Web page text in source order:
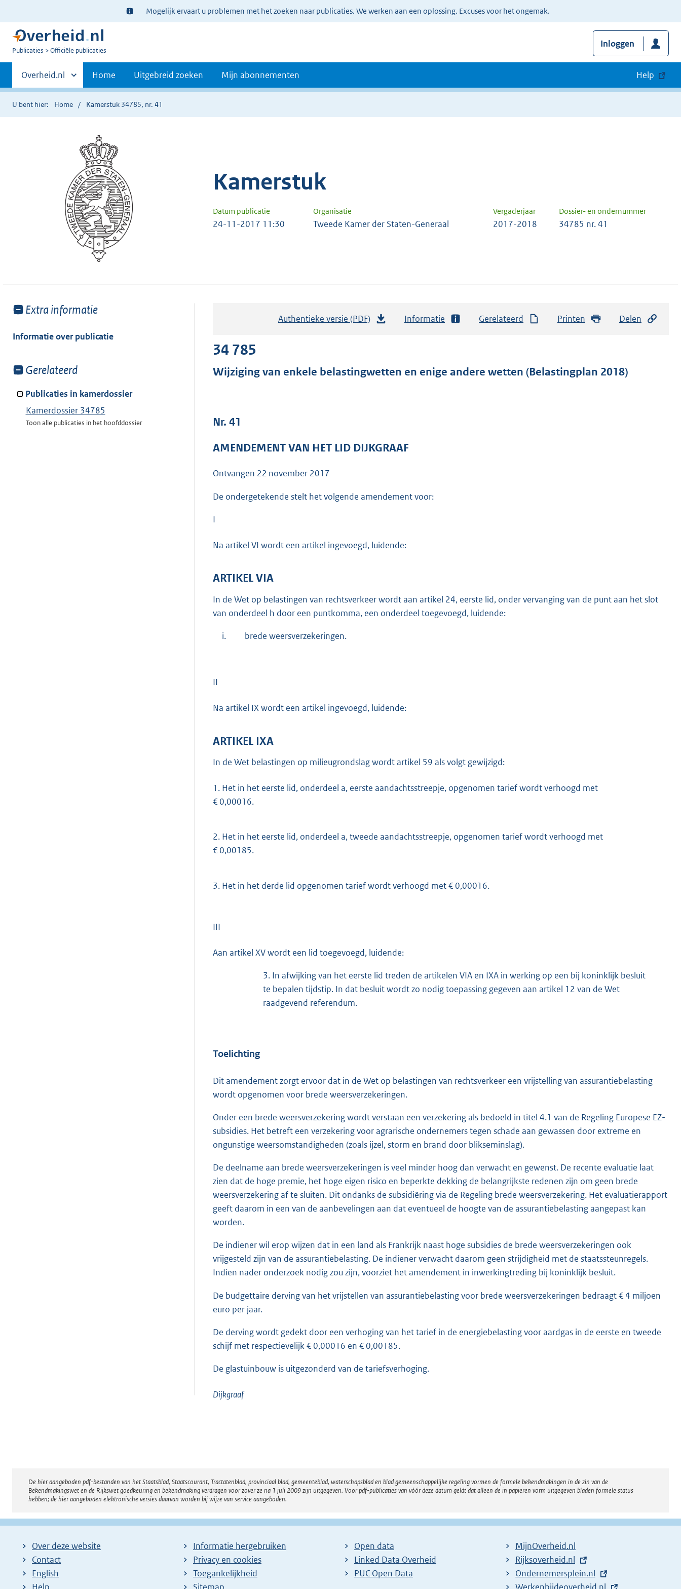
Ter
informatie:
Mogelijk ervaart u problemen met het zoeken naar publicaties. We werken aan een oplossing. Excuses voor het ongemak.
U
Publicaties Officiële publicaties
Inloggen
Primaire
navigatie
Andere
sites
binnen
Overheid.nl Home Uitgebreid zoeken Mijn abonnementen Help
U bent hier: Home Kamerstuk 34785, nr. 41
Kamerstuk
Datum publicatie Organisatie Vergaderjaar Dossier- en ondernummer
24-11-2017 11:30 Tweede Kamer der Staten-Generaal 2017-2018 34785 nr. 41
Toon
van:
Extra informatie
Informatie over publicatie
Toon
van:
Gerelateerd
Publicaties in kamerdossier
Kamerdossier 34785
Toon alle publicaties in het hoofddossier
Authentieke versie (PDF)
a
r
t
1
Informatie Gerelateerd Printen Delen
34 785
Wijziging van enkele belastingwetten en enige andere wetten (Belastingplan 2018)
Nr. 41
AMENDEMENT VAN HET LID DIJKGRAAF
Ontvangen 22 november 2017
De ondergetekende stelt het volgende amendement voor:
I
Na artikel VI wordt een artikel ingevoegd, luidende:
ARTIKEL VIA
In de Wet op belastingen van rechtsverkeer wordt aan artikel 24, eerste lid, onder vervanging van de punt aan het slot
van onderdeel h door een puntkomma, een onderdeel toegevoegd, luidende:
i. brede weersverzekeringen.
II
Na artikel IX wordt een artikel ingevoegd, luidende:
ARTIKEL IXA
In de Wet belastingen op milieugrondslag wordt artikel 59 als volgt gewijzigd:
1. Het in het eerste lid, onderdeel a, eerste aandachtsstreepje, opgenomen tarief wordt verhoogd met
€ 0,00016.
2. Het in het eerste lid, onderdeel a, tweede aandachtsstreepje, opgenomen tarief wordt verhoogd met
€ 0,00185.
3. Het in het derde lid opgenomen tarief wordt verhoogd met € 0,00016.
III
Aan artikel XV wordt een lid toegevoegd, luidende:
3. In afwijking van het eerste lid treden de artikelen VIA en IXA in werking op een bij koninklijk besluit
te bepalen tijdstip. In dat besluit wordt zo nodig toepassing gegeven aan artikel 12 van de Wet
raadgevend referendum.
Toelichting
Dit amendement zorgt ervoor dat in de Wet op belastingen van rechtsverkeer een vrijstelling van assurantiebelasting
wordt opgenomen voor brede weersverzekeringen.
Onder een brede weersverzekering wordt verstaan een verzekering als bedoeld in titel 4.1 van de Regeling Europese EZ-
subsidies. Het betreft een verzekering voor agrarische ondernemers tegen schade aan gewassen door extreme en
ongunstige weersomstandigheden (zoals ijzel, storm en brand door blikseminslag).
De deelname aan brede weersverzekeringen is veel minder hoog dan verwacht en gewenst. De recente evaluatie laat
zien dat de hoge premie, het hoge eigen risico en beperkte dekking de belangrijkste redenen zijn om geen brede
weersverzekering af te sluiten. Dit ondanks de subsidiëring via de Regeling brede weersverzekering. Het evaluatierapport
geeft daarom in een van de aanbevelingen aan dat eventueel de hoogte van de assurantiebelasting aangepast kan
worden.
De indiener wil erop wijzen dat in een land als Frankrijk naast hoge subsidies de brede weersverzekeringen ook
vrijgesteld zijn van de assurantiebelasting. De indiener verwacht daarom geen strijdigheid met de staatssteunregels.
Indien nader onderzoek nodig zou zijn, voorziet het amendement in inwerkingtreding bij koninklijk besluit.
De budgettaire derving van het vrijstellen van assurantiebelasting voor brede weersverzekeringen bedraagt € 4 miljoen
euro per jaar.
De derving wordt gedekt door een verhoging van het tarief in de energiebelasting voor aardgas in de eerste en tweede
schijf met respectievelijk € 0,00016 en € 0,00185.
De glastuinbouw is uitgezonderd van de tariefsverhoging.
Dijkgraaf
Disclaimer
De hier aangeboden pdf-bestanden van het Staatsblad, Staatscourant, Tractatenblad, provinciaal blad, gemeenteblad, waterschapsblad en blad gemeenschappelijke regeling vormen de formele bekendmakingen in de zin van de
Bekendmakingswet en de Rijkswet goedkeuring en bekendmaking verdragen voor zover ze na 1 juli 2009 zijn uitgegeven. Voor pdf-publicaties van vóór deze datum geldt dat alleen de in papieren vorm uitgegeven bladen formele status
hebben; de hier aangeboden elektronische versies daarvan worden bij wijze van service aangeboden.
Over deze website
Contact
English
Help
Informatie hergebruiken
Privacy en cookies
Toegankelijkheid
Sitemap
Open data
Linked Data Overheid
PUC Open Data
MijnOverheid.nl
E
x
t
Rijksoverheid.nl
E
x
Ondernemersplein.nl
E
Werkenbijdeoverheid.nl